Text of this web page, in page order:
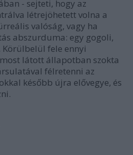
- sejteti, hogy az
létrejöhetett volna a
valóság, vagy ha
abszurduma: egy gogoli,
fele ennyi
látott állapotban szokta
félretenni az
később újra elővegye, és